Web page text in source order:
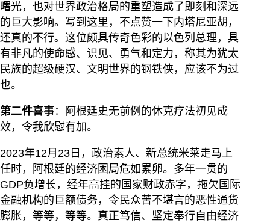
曙光，也对世界政治格局的重塑造成了即刻和深远
的巨大影响。写到这里，不点赞一下内塔尼亚胡，
还真的不行。这位颇具传奇色彩的以色列总理，具
有非凡的使命感、识见、勇气和定力，称其为犹太
民族的超级硬汉、文明世界的钢铁侠，应该不为过
也。
第二件喜事：阿根廷史无前例的休克疗法初见成
效，令我欣慰有加。
2023年12月23日，政治素人、新总统米莱走马上
任时，阿根廷的经济困局危如累卵。多年一贯的
GDP负增长，经年高挂的国家财政赤字，拖欠国际
金融机构的巨额债务，令民众苦不堪言的恶性通货
膨胀，等等，等等。真正笃信、坚定奉行自由经济